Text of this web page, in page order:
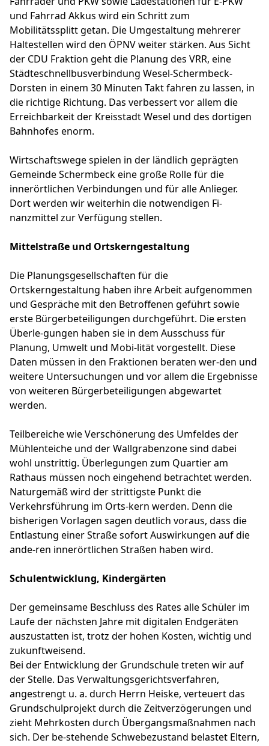
und Fahrrad Akkus wird ein Schritt zum
Mobilitätssplitt getan. Die Umgestaltung mehrerer
Haltestellen wird den ÖPNV weiter stärken. Aus Sicht
der CDU Fraktion geht die Planung des VRR, eine
Städteschnellbusverbindung Wesel-Schermbeck-
Dorsten in einem 30 Minuten Takt fahren zu lassen, in
die richtige Richtung. Das verbessert vor allem die
Erreichbarkeit der Kreisstadt Wesel und des dortigen
Bahnhofes enorm.
Wirtschaftswege spielen in der ländlich geprägten
Gemeinde Schermbeck eine große Rolle für die
innerörtlichen Verbindungen und für alle Anlieger.
Dort werden wir weiterhin die notwendigen Fi-
nanzmittel zur Verfügung stellen.
Mittelstraße und Ortskerngestaltung
Die Planungsgesellschaften für die
Ortskerngestaltung haben ihre Arbeit aufgenommen
und Gespräche mit den Betroffenen geführt sowie
erste Bürgerbeteiligungen durchgeführt. Die ersten
Überle-gungen haben sie in dem Ausschuss für
Planung, Umwelt und Mobi-lität vorgestellt. Diese
Daten müssen in den Fraktionen beraten wer-den und
weitere Untersuchungen und vor allem die Ergebnisse
von weiteren Bürgerbeteiligungen abgewartet
werden.
Teilbereiche wie Verschönerung des Umfeldes der
Mühlenteiche und der Wallgrabenzone sind dabei
wohl unstrittig. Überlegungen zum Quartier am
Rathaus müssen noch eingehend betrachtet werden.
Naturgemäß wird der strittigste Punkt die
Verkehrsführung im Orts-kern werden. Denn die
bisherigen Vorlagen sagen deutlich voraus, dass die
Entlastung einer Straße sofort Auswirkungen auf die
ande-ren innerörtlichen Straßen haben wird.
Schulentwicklung, Kindergärten
Der gemeinsame Beschluss des Rates alle Schüler im
Laufe der nächsten Jahre mit digitalen Endgeräten
auszustatten ist, trotz der hohen Kosten, wichtig und
zukunftweisend.
Bei der Entwicklung der Grundschule treten wir auf
der Stelle. Das Verwaltungsgerichtsverfahren,
angestrengt u. a. durch Herrn Heiske, verteuert das
Grundschulprojekt durch die Zeitverzögerungen und
zieht Mehrkosten durch Übergangsmaßnahmen nach
sich. Der be-stehende Schwebezustand belastet Eltern,